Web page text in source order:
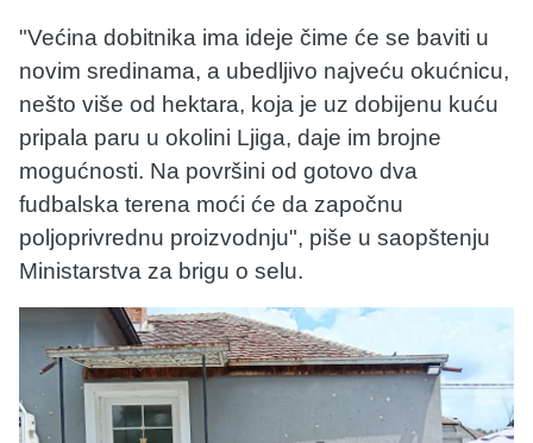
"Većina dobitnika ima ideje čime će se baviti u
novim sredinama, a ubedljivo najveću okućnicu,
nešto više od hektara, koja je uz dobijenu kuću
pripala paru u okolini Ljiga, daje im brojne
mogućnosti. Na površini od gotovo dva
fudbalska terena moći će da započnu
poljoprivrednu proizvodnju", piše u saopštenju
Ministarstva za brigu o selu.